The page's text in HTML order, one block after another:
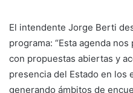
El intendente Jorge Berti
programa: “Esta agenda
con propuestas abiertas y
presencia del Estado en los
generando ámbitos de